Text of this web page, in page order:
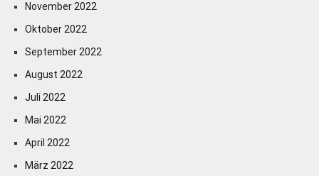
November 2022
Oktober 2022
September 2022
August 2022
Juli 2022
Mai 2022
April 2022
März 2022